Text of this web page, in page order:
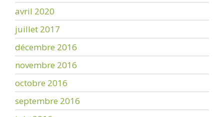
avril 2020
juillet 2017
décembre 2016
novembre 2016
octobre 2016
septembre 2016